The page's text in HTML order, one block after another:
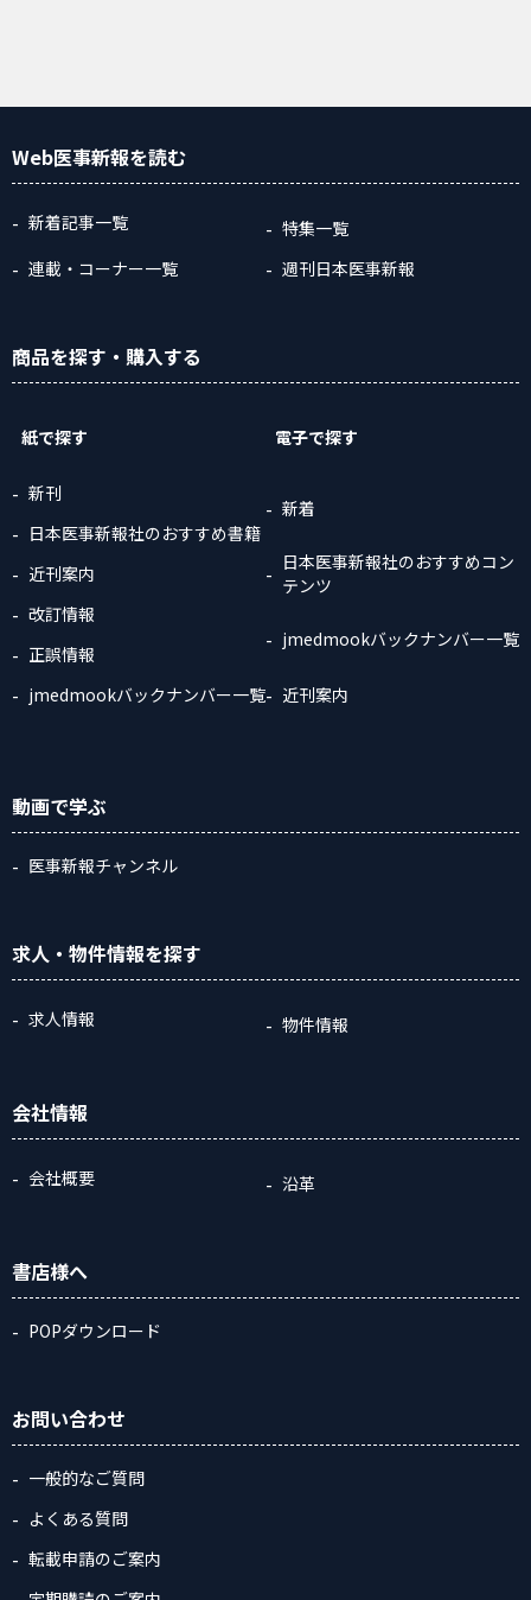
Web医事新報を読む
新着記事一覧
特集一覧
連載・コーナー一覧
週刊日本医事新報
商品を探す ・購入する
紙で探す
新刊
日本医事新報社のおすすめ書籍
近刊案内
改訂情報
正誤情報
jmedmookバックナンバー一覧
電子で探す
新着
日本医事新報社のおすすめコン
テンツ
jmedmookバックナンバー一覧
近刊案内
動画で学ぶ
医事新報チャンネル
求人・物件情報を探す
求人情報 物件情報
会社情報
会社概要 沿革
書店様へ
POPダウンロード
お問い合わせ
一般的なご質問
よくある質問
転載申請のご案内